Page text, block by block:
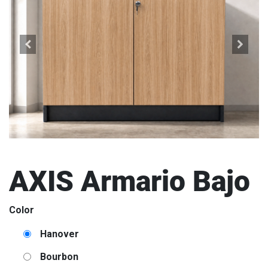
AXIS Armario Bajo
Color
Hanover
Bourbon